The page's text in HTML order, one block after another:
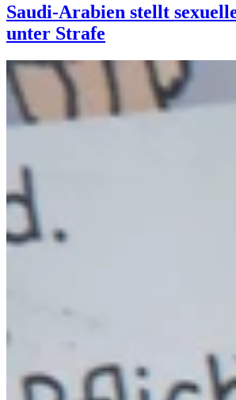
Saudi-Arabien stellt
unter Strafe